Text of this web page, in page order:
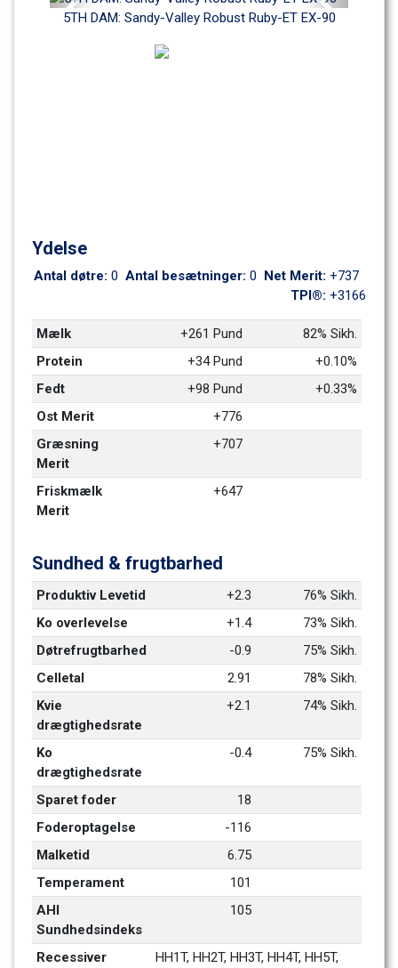
5TH DAM: Sandy-Valley Robust Ruby-ET EX-90
Previous Next
Ydelse
Antal døtre: 0 Antal besætninger: 0 Net Merit: +737
TPI®: +3166
Mælk +261 Pund
82% Sikh.
Protein
+34 Pund
+0.10%
Fedt
+98 Pund
+0.33%
Ost Merit
+776
Græsning
Merit
+707
Friskmælk
Merit
+647
Sundhed & frugtbarhed
Produktiv Levetid +2.3
76% Sikh.
Ko overlevelse
+1.4
73% Sikh.
Døtrefrugtbarhed
-0.9
75% Sikh.
Celletal
2.91
78% Sikh.
Kvie
drægtighedsrate
+2.1 74% Sikh.
Ko
drægtighedsrate
-0.4 75% Sikh.
Sparet foder
18
Foderoptagelse
-116
Malketid
6.75
Temperament
101
AHI
Sundhedsindeks
105
Recessiver
HH1T, HH2T, HH3T, HH4T, HH5T,